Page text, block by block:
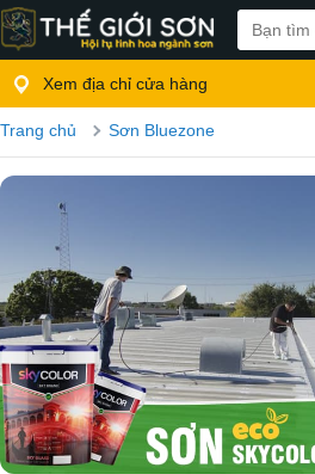
Xem địa chỉ cửa hàng
Trang chủ Sơn Bluezone